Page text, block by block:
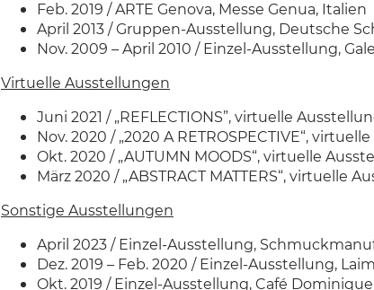
Feb. 2019 / ARTE Genova, Messe Genua, Italien
April 2013 / Gruppen-Ausstellung, Deutsche
Nov. 2009 – April 2010 / Einzel-Ausstellung,
Virtuelle Ausstellungen
Juni 2021 / „REFLECTIONS”, virtuelle
Nov. 2020 / „2020 A RETROSPECTIVE“,
Okt. 2020 / „AUTUMN MOODS“, virtuelle
März 2020 / „ABSTRACT MATTERS“,
Sonstige Ausstellungen
April 2023 / Einzel-Ausstellung,
Dez. 2019 – Feb. 2020 / Einzel-Ausstellung,
Okt. 2019 / Einzel-Ausstellung, Café